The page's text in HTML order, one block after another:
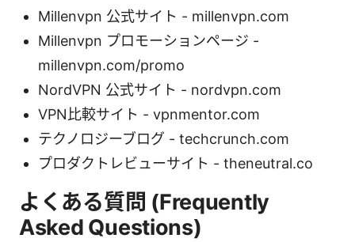
Millenvpn 公式サイト - millenvpn.com
Millenvpn プロモーションページ -
millenvpn.com/promo
NordVPN 公式サイト - nordvpn.com
VPN比較サイト - vpnmentor.com
テクノロジーブログ - techcrunch.com
プロダクトレビューサイト - theneutral.co
よくある質問 (Frequently
Asked Questions)